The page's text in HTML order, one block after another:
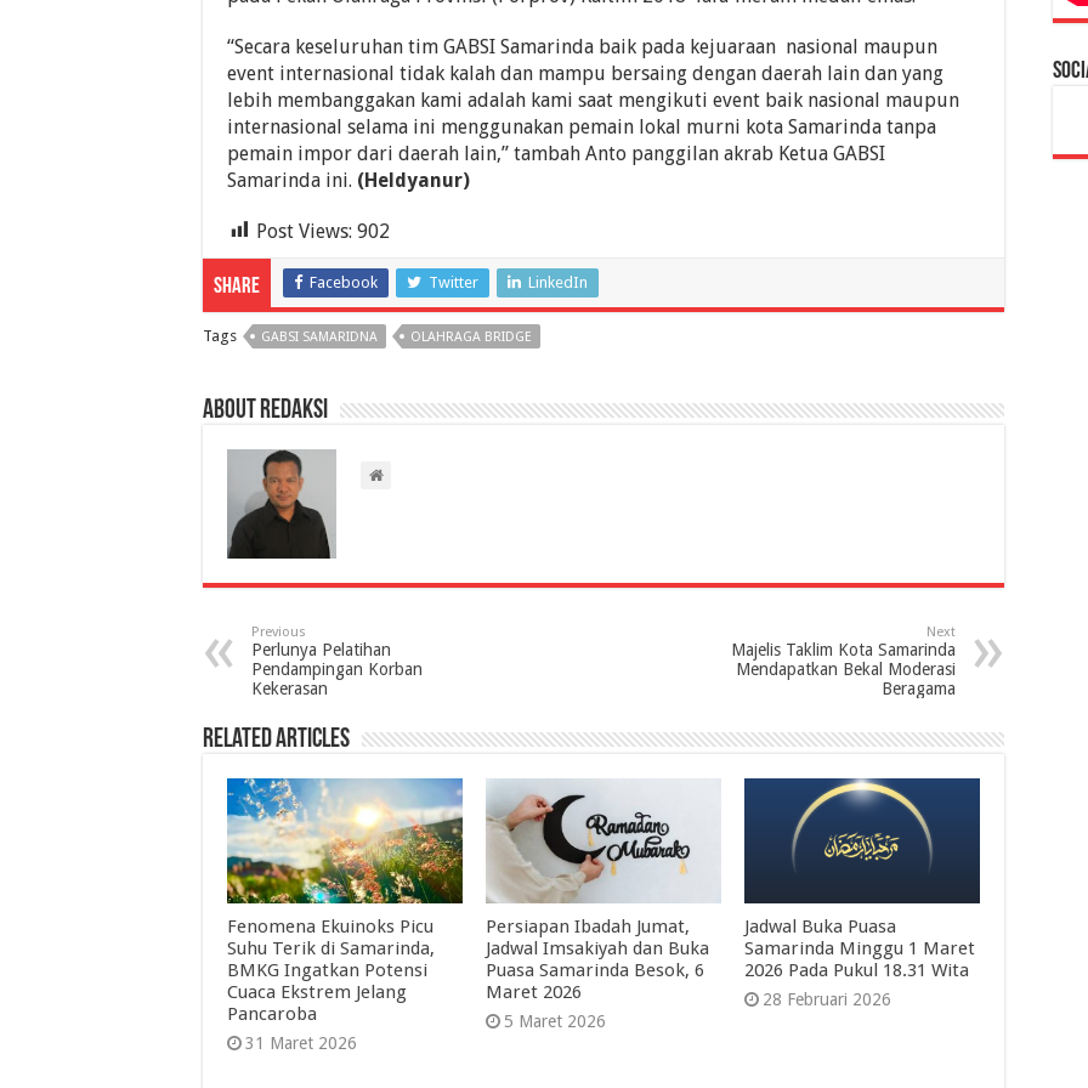
“Secara keseluruhan tim GABSI Samarinda baik pada kejuaraan nasional maupun
event internasional tidak kalah dan mampu bersaing dengan daerah lain dan yang
lebih membanggakan kami adalah kami saat mengikuti event baik nasional maupun
internasional selama ini menggunakan pemain lokal murni kota Samarinda tanpa
pemain impor dari daerah lain,” tambah Anto panggilan akrab Ketua GABSI
Samarinda ini. (Heldyanur)
Post Views: 902
Share Facebook Twitter LinkedIn
Tags GABSI SAMARIDNA OLAHRAGA BRIDGE
About Redaksi
Previous
Perlunya Pelatihan
Pendampingan Korban
Kekerasan
Next
Majelis Taklim Kota Samarinda
Mendapatkan Bekal Moderasi
Beragama
Related Articles
Fenomena Ekuinoks Picu
Suhu Terik di Samarinda,
BMKG Ingatkan Potensi
Cuaca Ekstrem Jelang
Pancaroba
31 Maret 2026
Persiapan Ibadah Jumat,
Jadwal Imsakiyah dan Buka
Puasa Samarinda Besok, 6
Maret 2026
5 Maret 2026
Jadwal Buka Puasa
Samarinda Minggu 1 Maret
2026 Pada Pukul 18.31 Wita
28 Februari 2026